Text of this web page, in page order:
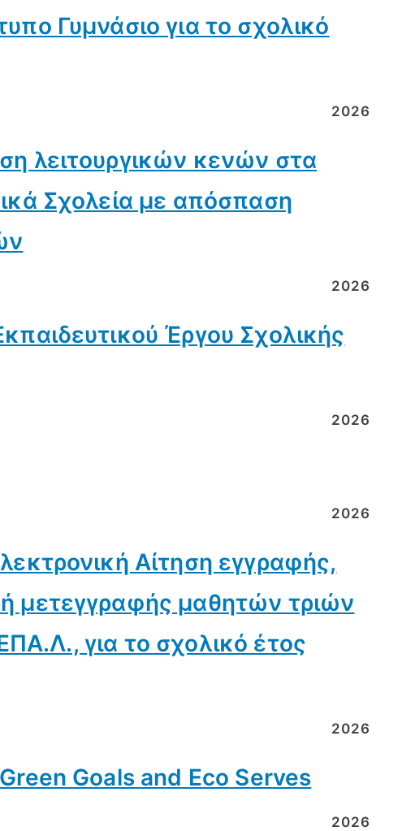
Γυμνάσιο για το σχολικό
2026
λειτουργικών κενών στα
Σχολεία με απόσπαση
2026
Έργου Σχολικής
2026
2026
Αίτηση εγγραφής,
μετεγγραφής μαθητών τριών
για το σχολικό έτος
2026
Goals and Eco Serves
2026